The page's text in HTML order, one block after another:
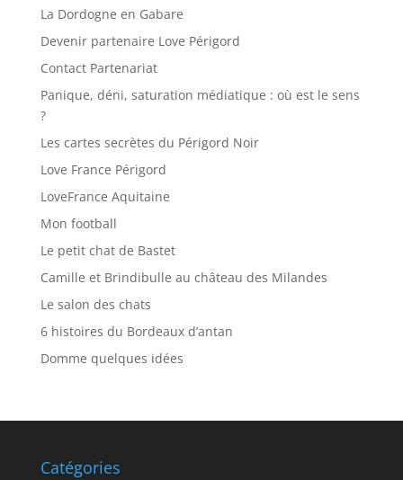
La Dordogne en Gabare
Devenir partenaire Love Périgord
Contact Partenariat
Panique, déni, saturation médiatique : où est le sens
?
Les cartes secrètes du Périgord Noir
Love France Périgord
LoveFrance Aquitaine
Mon football
Le petit chat de Bastet
Camille et Brindibulle au château des Milandes
Le salon des chats
6 histoires du Bordeaux d’antan
Domme quelques idées
Catégories